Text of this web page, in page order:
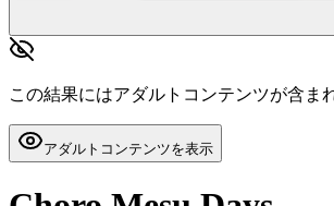
この結果にはアダルトコンテンツが含ま
アダルトコンテンツを表示